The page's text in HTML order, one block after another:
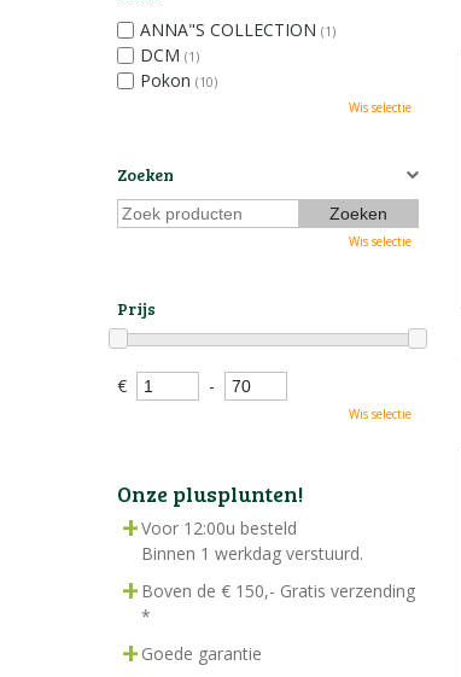
ANNA"S COLLECTION (1)
DCM (1)
Pokon (10)
Wis selectie
Zoeken
Wis selectie
Prijs
€ -
Wis selectie
Onze plusplunten!
Voor 12:00u besteld
Binnen 1 werkdag verstuurd.
Boven de € 150,- Gratis verzending
*
Goede garantie